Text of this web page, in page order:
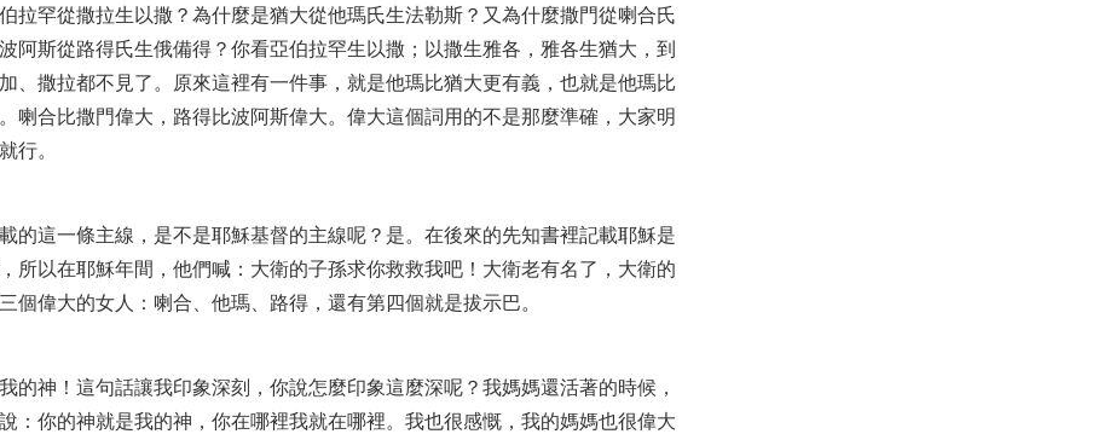
拉罕從撒拉生以撒？為什麼是猶大從他瑪氏生法勒斯？又為什麼撒門從喇合氏
阿斯從路得氏生俄備得？你看亞伯拉罕生以撒；以撒生雅各，雅各生猶大，到
、撒拉都不見了。原來這裡有一件事，就是他瑪比猶大更有義，也就是他瑪比
喇合比撒門偉大，路得比波阿斯偉大。偉大這個詞用的不是那麼準確，大家明
行。
載的這一條主線，是不是耶穌基督的主線呢？是。在後來的先知書裡記載耶穌是
所以在耶穌年間，他們喊：大衛的子孫求你救救我吧！大衛老有名了，大衛的
個偉大的女人：喇合、他瑪、路得，還有第四個就是拔示巴。
的神！這句話讓我印象深刻，你說怎麼印象這麼深呢？我媽媽還活著的時候，
：你的神就是我的神，你在哪裡我就在哪裡。我也很感慨，我的媽媽也很偉大